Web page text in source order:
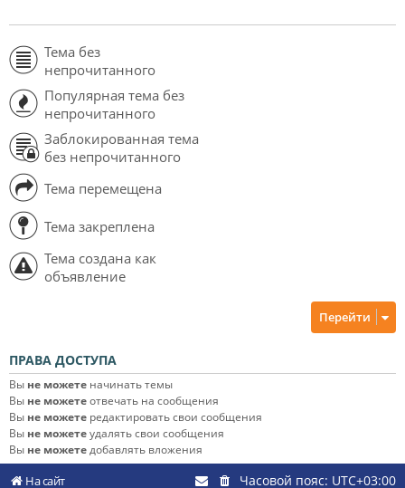
Тема без
непрочитанного
Популярная тема без
непрочитанного
Заблокированная тема
без непрочитанного
Тема перемещена
Тема закреплена
Тема создана как
объявление
Перейти
ПРАВА ДОСТУПА
Вы не можете начинать темы
Вы не можетеотвечать на сообщения
Вы не можете редактировать свои сообщения
Вы не можетеудалять свои сообщения
Вы не можетедобавлять вложения
На сайт Часовой пояс: UTC+03:00